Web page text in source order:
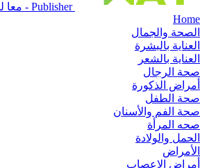
Publisher - معا لصحة أفضل
Home
الصحة والجمال
العناية بالبشرة
العناية بالشعر
صحة الرجال
أمراض الذكورة
صحة الطفل
صحة الفم والأسنان
صحه المرأة
الحمل والولادة
الأمراض
أمراض الاعصاب